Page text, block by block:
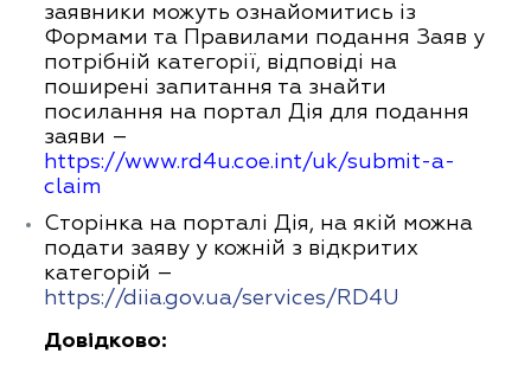
заявники можуть ознайомитись із
Формами та Правилами подання Заяв у
потрібній категорії, відповіді на
поширені запитання та знайти
посилання на портал Дія для подання
заяви –
https://www.rd4u.coe.int/uk/submit-a-
claim
Сторінка на порталі Дія, на якій можна
подати заяву у кожній з відкритих
категорій –
https://diia.gov.ua/services/RD4U
Довідково: